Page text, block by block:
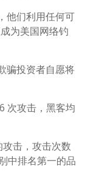
他们利用任何可
为美国网络钓
骗投资者自愿将
次攻击，黑客均
击，攻击次数
中排名第一的品